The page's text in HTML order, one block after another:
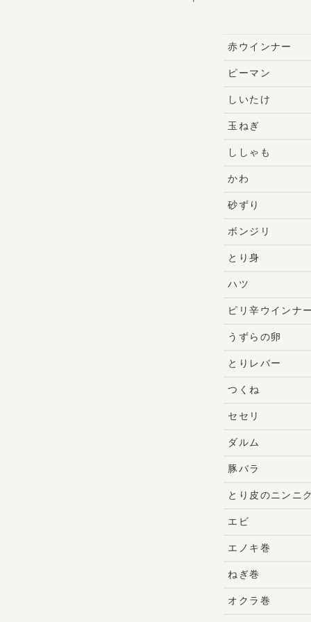
赤ウインナー
ピーマン
しいたけ
玉ねぎ
ししゃも
かわ
砂ずり
ボンジリ
とり身
ハツ
ピリ辛ウインナ
うずらの卵
とりレバー
つくね
セセリ
ダルム
豚バラ
とり皮のニンニ
エビ
エノキ巻
ねぎ巻
オクラ巻